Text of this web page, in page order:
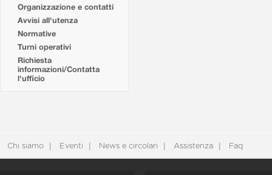
Organizzazione e contatti
Avvisi all'utenza
Normative
Turni operativi
Richiesta
informazioni/Contatta
l'ufficio
Chi siamo Eventi News e circolari Assistenza Faq